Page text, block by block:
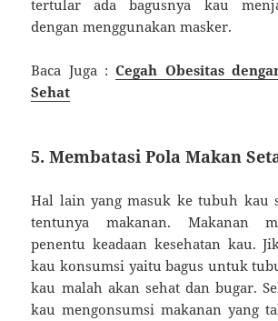
tertular ada bagusnya kau
dengan menggunakan masker.
Baca Juga :Cegah Obesitas
Sehat
5. Membatasi Pola Makan
Hal lain yang masuk ke tubuh kau
tentunya makanan. Makanan
penentu keadaan kesehatan kau.
kau konsumsi yaitu bagus untuk
kau malah akan sehat dan bugar.
kau mengonsumsi makanan yang